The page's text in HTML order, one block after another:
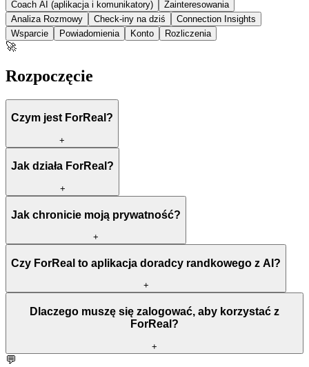
Coach AI (aplikacja i komunikatory)
Zainteresowania
Analiza Rozmowy
Check-iny na dziś
Connection Insights
Wsparcie
Powiadomienia Konto Rozliczenia
🚀
Rozpoczęcie
Czym jest ForReal?
+
Jak działa ForReal?
+
Jak chronicie moją prywatność?
+
Czy ForReal to aplikacja doradcy randkowego z AI?
+
Dlaczego muszę się zalogować, aby korzystać z
ForReal?
+
💬